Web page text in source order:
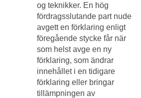
og teknikker. En hög
fördragsslutande part nude
avgett en förklaring enligt
föregående stycke får när
som helst avge en ny
förklaring, som ändrar
innehållet i en tidigare
förklaring eller bringar
tillämpningen av